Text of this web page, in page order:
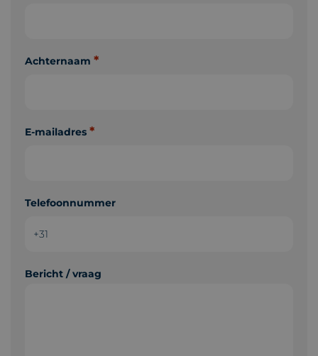
Achternaam *
E-mailadres *
Telefoonnummer
Bericht / vraag